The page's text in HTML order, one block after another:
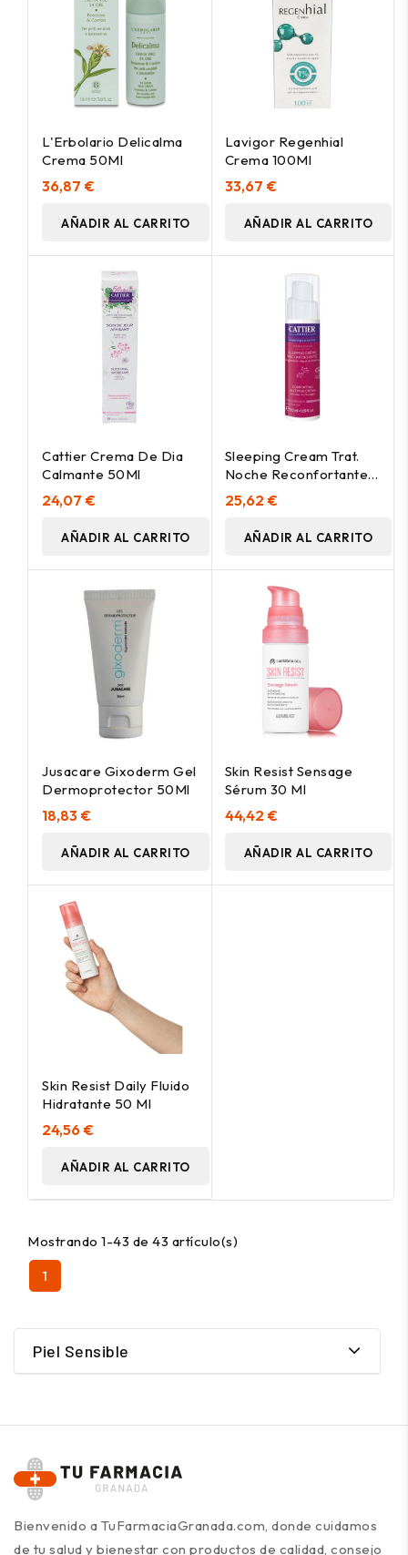
L'Erbolario Delicalma
Crema 50Ml
36,87 €
AÑADIR AL CARRITO
Lavigor Regenhial
Crema 100Ml
33,67 €
AÑADIR AL CARRITO
Cattier Crema De Dia
Calmante 50Ml
24,07 €
AÑADIR AL CARRITO
Sleeping Cream Trat.
Noche Reconfortante
50Ml.
25,62 €
AÑADIR AL CARRITO
Jusacare Gixoderm Gel
Dermoprotector 50Ml
18,83 €
AÑADIR AL CARRITO
Skin Resist Sensage
Sérum 30 Ml
44,42 €
AÑADIR AL CARRITO
Skin Resist Daily Fluido
Hidratante 50 Ml
24,56 €
AÑADIR AL CARRITO
Mostrando 1-43 de 43 artículo(s)
1
Piel Sensible
Bienvenido a TuFarmaciaGranada.com, donde cuidamos
de tu salud y bienestar con productos de calidad, consejo